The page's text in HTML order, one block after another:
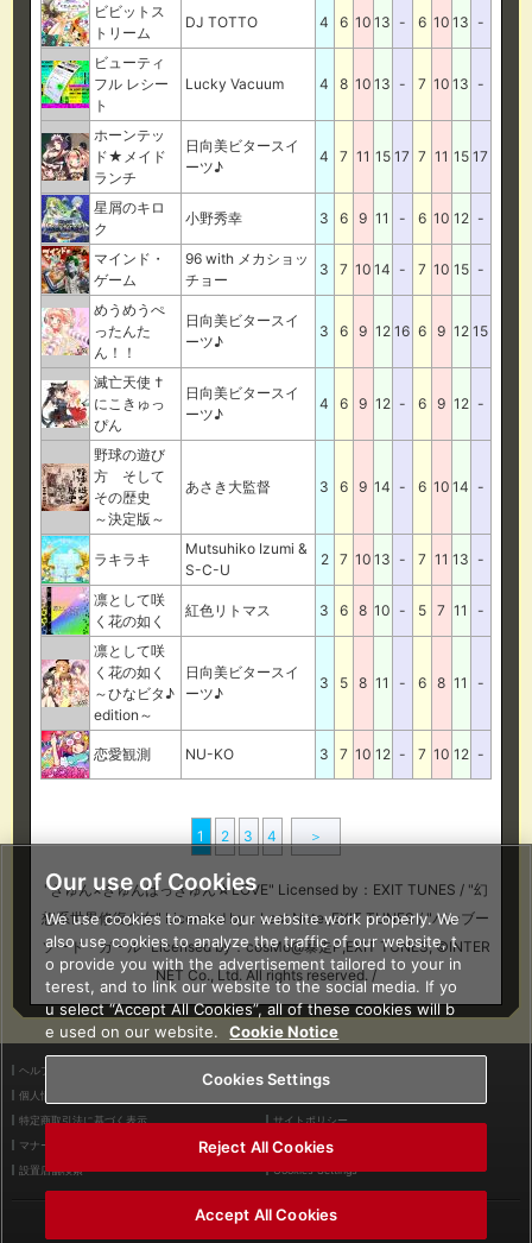
ビビットス
トリーム
DJ TOTTO 4 6 10 13 - 6 10 13 -
ビューティ
フル レシー
ト
Lucky Vacuum 4 8 10 13 - 7 10 13 -
ホーンテッ
ド★メイド
ランチ
日向美ビタースイ
ーツ♪
4 7 11 15 17 7 11 15 17
星屑のキロ
ク
小野秀幸 3 6 9 11 - 6 10 12 -
マインド・
ゲーム
96 with メカショッ
チョー
3 7 10 14 - 7 10 15 -
めうめうぺ
ったんた
ん！！
日向美ビタースイ
ーツ♪
3 6 9 12 16 6 9 12 15
滅亡天使 †
にこきゅっ
ぴん
日向美ビタースイ
ーツ♪
4 6 9 12 - 6 9 12 -
野球の遊び
方 そして
その歴史
～決定版～
あさき大監督 3 6 9 14 - 6 10 14 -
ラキラキ
Mutsuhiko Izumi &
S-C-U
2 7 10 13 - 7 11 13 -
凛として咲
く花の如く
紅色リトマス 3 6 8 10 - 5 7 11 -
凛として咲
く花の如く
～ひなビタ♪
edition～
日向美ビタースイ
ーツ♪
3 5 8 11 - 6 8 11 -
恋愛観測 NU-KO 3 7 10 12 - 7 10 12 -
1 2 3 4 ＞
"きゅん×きゅんばっきゅん☆LOVE" Licensed by：EXIT TUNES / "幻
想系世界修復少女" Licensed by：Last Note.,EXIT TUNES / "バンブー
ソード・ガール" Licensed by：cosMo@暴走P,EXIT TUNES, ©INTER
NET Co., Ltd. All rights reserved. /
ヘルプ
利用規約
個人情報等保護方針
特定商取引法に基づく表示
サイトポリシー
マナー＆ルール
お問い合わせ
設置店舗検索
Cookies Settings
©2026 Konami Arcade Games
Our use of Cookies
We use cookies to make our website work properly. We
also use cookies to analyze the traffic of our website, t
o provide you with the advertisement tailored to your in
terest, and to link our website to the social media. If yo
u select “Accept All Cookies”, all of these cookies will b
e used on our website.
Cookie Notice
Cookies Settings
Reject All Cookies
Accept All Cookies